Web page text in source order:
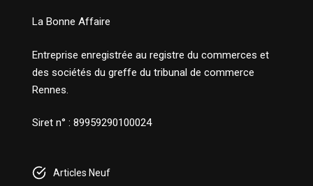
La Bonne Affaire
Entreprise enregistrée au registre du commerces et
des sociétés du greffe du tribunal de commerce
Rennes.
Siret n° : 89959290100024
Articles Neuf